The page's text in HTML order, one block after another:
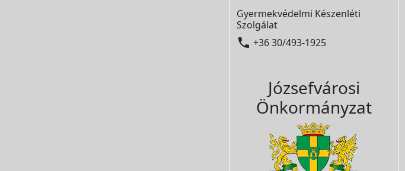
Gyermekvédelmi Készenléti
Szolgálat
 +36 30/493-1925
Józsefvárosi
Önkormányzat